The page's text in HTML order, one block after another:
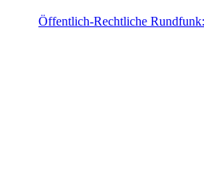
Öffentlich-Rechtliche